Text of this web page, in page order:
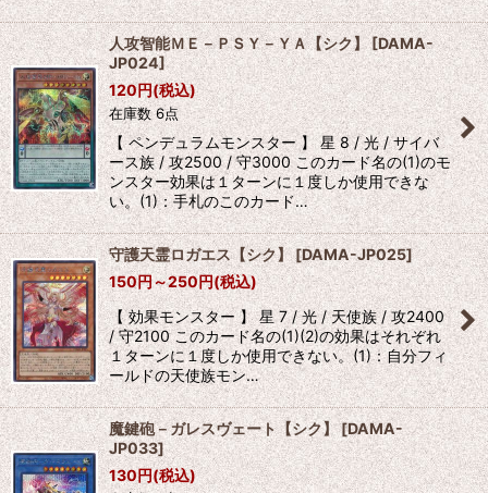
人攻智能ＭＥ－ＰＳＹ－ＹＡ【シク】 [DAMA-
JP024]
120円(税込)
在庫数 6点
【 ペンデュラムモンスター 】 星 8 / 光 / サイバ
ース族 / 攻2500 / 守3000 このカード名の(1)のモ
ンスター効果は１ターンに１度しか使用できな
い。(1)：手札のこのカード…
守護天霊ロガエス【シク】[DAMA-JP025]
150円～250円(税込)
【 効果モンスター 】 星 7 / 光 / 天使族 / 攻2400
/ 守2100 このカード名の(1)(2)の効果はそれぞれ
１ターンに１度しか使用できない。(1)：自分フィ
ールドの天使族モン…
魔鍵砲－ガレスヴェート【シク】 [DAMA-
JP033]
130円(税込)